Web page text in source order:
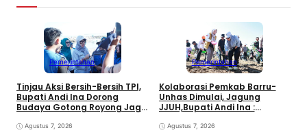
Pemerintahan
Tinjau Aksi Bersih-Bersih TPI,
Bupati Andi Ina Dorong
Budaya Gotong Royong Jaga
Agustus 7, 2026
Pemerintahan
Kolaborasi Pemkab Barru-
Unhas Dimulai, Jagung
JJUH,Bupati Andi Ina :
Petani
Agustus 7, 2026